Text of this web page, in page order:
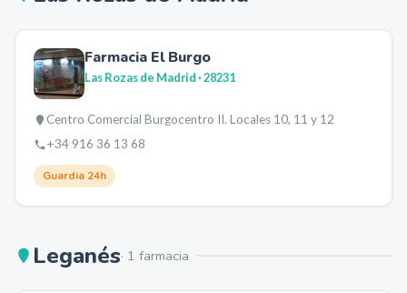
Farmacia El Burgo
Las Rozas de Madrid· 28231
Centro Comercial Burgocentro II. Locales 10, 11 y 12
+34 916 36 13 68
Guardia 24h
Leganés· 1 farmacia